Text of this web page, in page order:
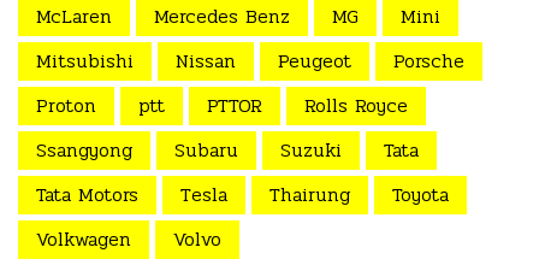
McLaren
Mercedes Benz MG
Mini
Mitsubishi
Nissan Peugeot
Porsche
Proton
ptt PTTOR
Rolls Royce
Ssangyong
Subaru Suzuki
Tata
Tata Motors
Tesla Thairung
Toyota
Volkwagen
Volvo